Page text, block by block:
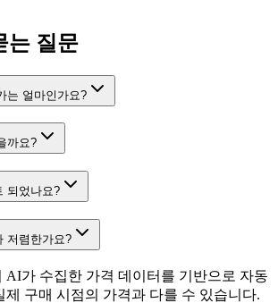
는 질문
는 얼마인가요?
까요?
되었나요?
저렴한가요?
AI가 수집한 가격 데이터를 기반으로 자동
제 구매 시점의 가격과 다를 수 있습니다.